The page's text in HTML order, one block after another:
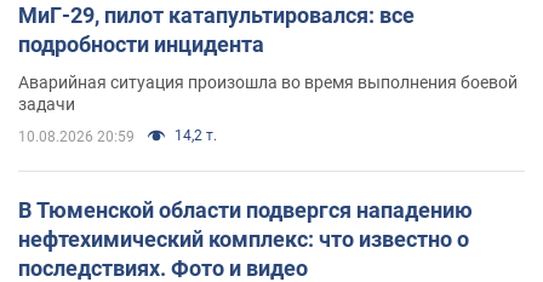
МиГ-29, пилот катапультировался: все
подробности инцидента
Аварийная ситуация произошла во время выполнения боевой
задачи
10.08.2026 20:59 14,2 т.
В Тюменской области подвергся нападению
нефтехимический комплекс: что известно о
последствиях. Фото и видео